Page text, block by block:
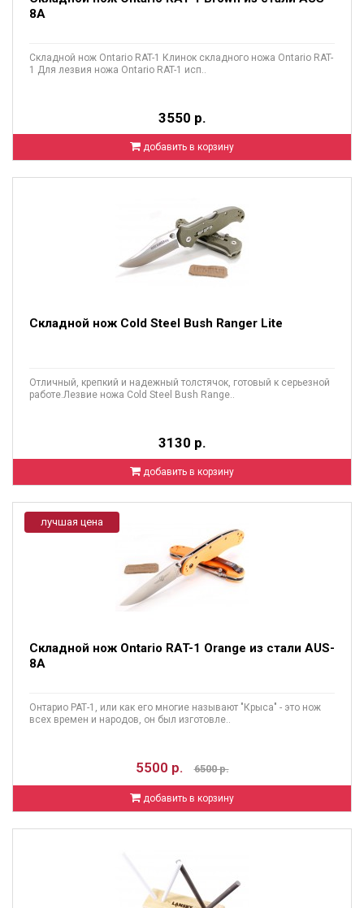
8A
Складной нож Ontario RAT-1 Клинок складного ножа Ontario RAT-
1 Для лезвия ножа Ontario RAT-1 исп..
3550 р.
добавить в корзину
Складной нож Cold Steel Bush Ranger Lite
Отличный, крепкий и надежный толстячок, готовый к серьезной
работе.Лезвие ножа Cold Steel Bush Range..
3130 р.
добавить в корзину
лучшая цена
Складной нож Ontario RAT-1 Orange из стали AUS-
8A
Онтарио РАТ-1, или как его многие называют "Крыса" - это нож
всех времен и народов, он был изготовле..
5500 р. 6500 р.
добавить в корзину